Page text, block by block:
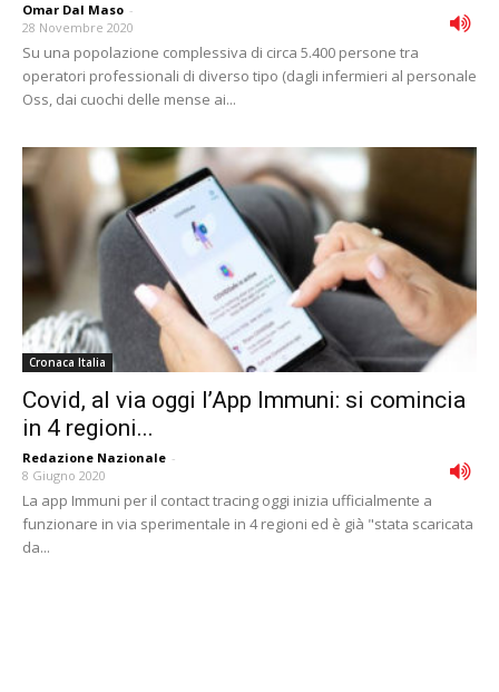
Omar Dal Maso -
28 Novembre 2020
Su una popolazione complessiva di circa 5.400 persone tra
operatori professionali di diverso tipo (dagli infermieri al personale
Oss, dai cuochi delle mense ai...
Cronaca Italia
Covid, al via oggi l’App Immuni: si comincia
in 4 regioni...
Redazione Nazionale -
8 Giugno 2020
La app Immuni per il contact tracing oggi inizia ufficialmente a
funzionare in via sperimentale in 4 regioni ed è già "stata scaricata
da...